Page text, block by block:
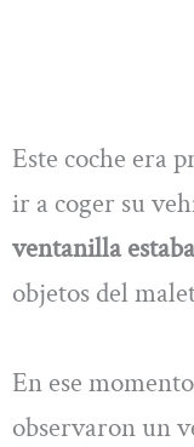
Este coche era
ir a coger su
ventanilla
objetos del
En ese
observaron un